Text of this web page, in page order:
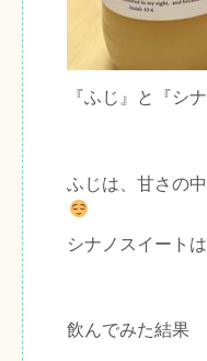
『ふじ』と『シ
ふじは、甘さの
シナノスイート
飲んでみた結果